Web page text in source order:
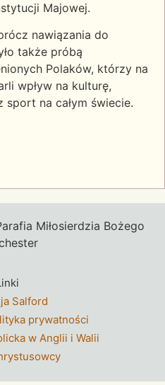
Majowej.
nawiązania do
także próbą
Polaków, którzy na
wpływ na kulturę,
na całym świecie.
Miłosierdzia Bożego
Salford
prywatności
w Anglii i Walii